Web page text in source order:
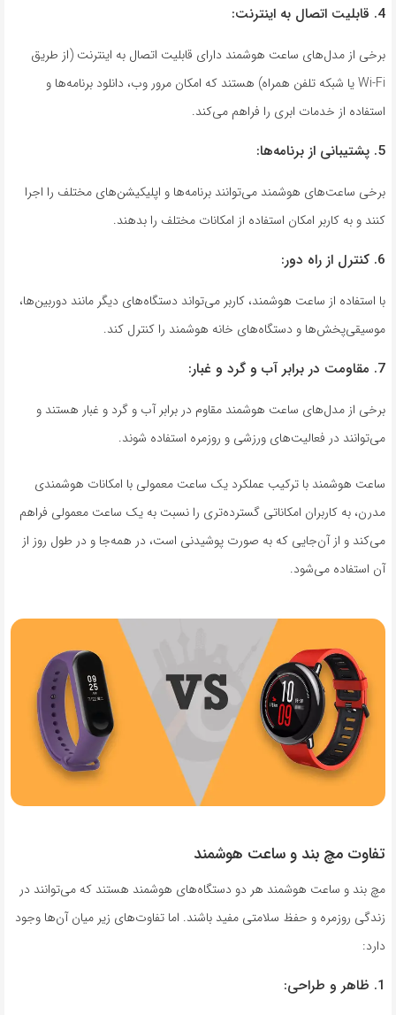
4. قابلیت اتصال به اینترنت:
برخی از مدل‌های ساعت هوشمند دارای قابلیت اتصال به اینترنت (از طریق
Wi-Fi یا شبکه تلفن همراه) هستند که امکان مرور وب، دانلود برنامه‌ها و
استفاده از خدمات ابری را فراهم می‌کند.
5. پشتیبانی از برنامه‌ها:
برخی ساعت‌های هوشمند می‌توانند برنامه‌ها و اپلیکیشن‌های مختلف را اجرا
کنند و به کاربر امکان استفاده از امکانات مختلف را بدهند.
6. کنترل از راه دور:
با استفاده از ساعت هوشمند، کاربر می‌تواند دستگاه‌های دیگر مانند دوربین‌ها،
موسیقی‌پخش‌ها و دستگاه‌های خانه هوشمند را کنترل کند.
7. مقاومت در برابر آب و گرد و غبار:
برخی از مدل‌های ساعت هوشمند مقاوم در برابر آب و گرد و غبار هستند و
می‌توانند در فعالیت‌های ورزشی و روزمره استفاده شوند.
ساعت هوشمند با ترکیب عملکرد یک ساعت معمولی با امکانات هوشمندی
مدرن، به کاربران امکاناتی گسترده‌تری را نسبت به یک ساعت معمولی فراهم
می‌کند و از آن‌جایی که به صورت پوشیدنی است، در همه‌جا و در طول روز از
آن استفاده می‌شود.
تفاوت مچ بند و ساعت هوشمند
مچ بند و ساعت هوشمند هر دو دستگاه‌های هوشمند هستند که می‌توانند در
زندگی روزمره و حفظ سلامتی مفید باشند. اما تفاوت‌های زیر میان آن‌ها وجود
دارد:
1. ظاهر و طراحی: